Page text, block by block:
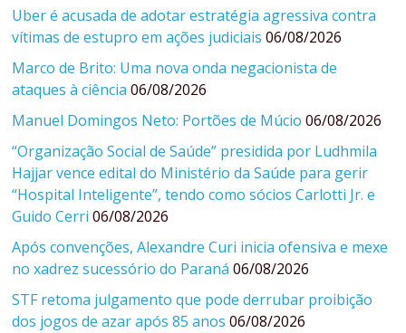
Uber é acusada de adotar estratégia agressiva contra
vítimas de estupro em ações judiciais 06/08/2026
Marco de Brito: Uma nova onda negacionista de
ataques à ciência 06/08/2026
Manuel Domingos Neto: Portões de Múcio 06/08/2026
“Organização Social de Saúde” presidida por Ludhmila
Hajjar vence edital do Ministério da Saúde para gerir
“Hospital Inteligente”, tendo como sócios Carlotti Jr. e
Guido Cerri 06/08/2026
Após convenções, Alexandre Curi inicia ofensiva e mexe
no xadrez sucessório do Paraná 06/08/2026
STF retoma julgamento que pode derrubar proibição
dos jogos de azar após 85 anos 06/08/2026